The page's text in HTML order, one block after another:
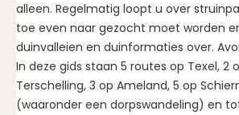
alleen. Regelmatig loopt u over
toe even naar gezocht moet worden
duinvalleien en duinformaties over.
In deze gids staan 5 routes op Texel, 2
Terschelling, 3 op Ameland, 5 op
(waaronder een dorpswandeling) en